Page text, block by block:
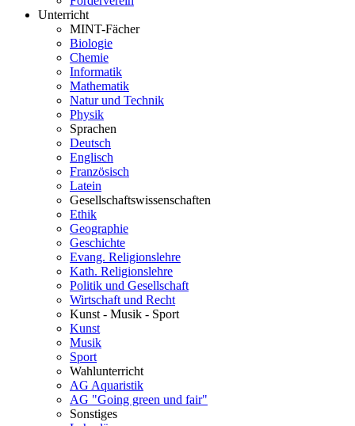
Unterricht
MINT-Fächer
Biologie
Chemie
Informatik
Mathematik
Natur und Technik
Physik
Sprachen
Deutsch
Englisch
Französisch
Latein
Gesellschaftswissenschaften
Ethik
Geographie
Geschichte
Evang. Religionslehre
Kath. Religionslehre
Politik und Gesellschaft
Wirtschaft und Recht
Kunst - Musik - Sport
Kunst
Musik
Sport
Wahlunterricht
AG Aquaristik
AG "Going green und fair"
Sonstiges